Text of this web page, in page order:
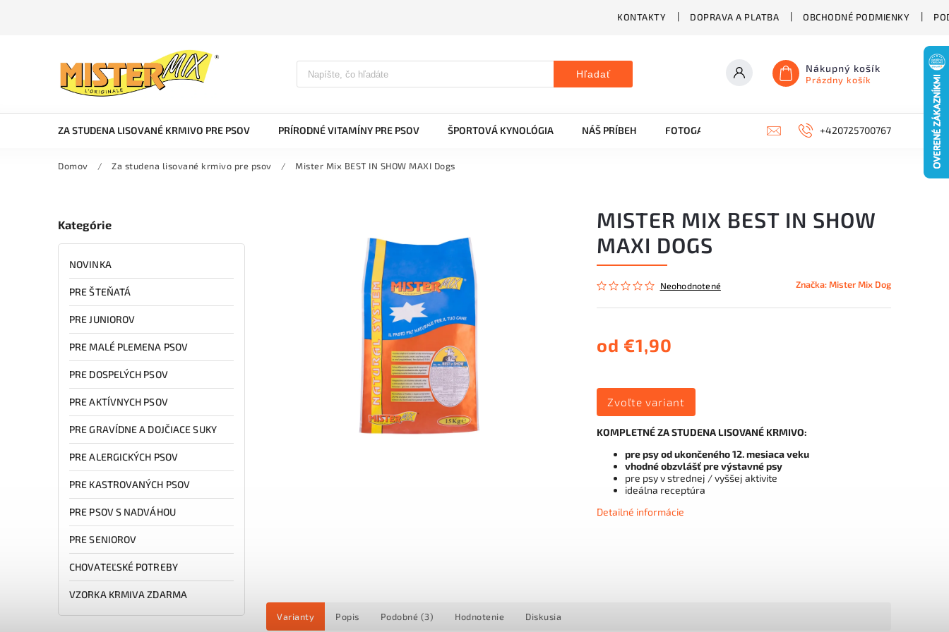
KONTAKTY DOPRAVA A PLATBA OBCHODNÉ PODMIENKY
Hľadať Nákupný košík
Prázdny košík
ZA STUDENA LISOVANÉ KRMIVO PRE PSOV PRÍRODNÉ VITAMÍNY PRE PSOV ŠPORTOVÁ KYNOLÓGIA NÁŠ PRÍBEH FOTOGALÉRIA BLOG O KRMIVE MISTER MIX DOG
+420725700767
Domov / Za studena lisované krmivo pre psov / Mister Mix BEST IN SHOW MAXI Dogs
Kategórie
NOVINKA
PRE ŠTEŇATÁ
PRE JUNIOROV
PRE MALÉ PLEMENA PSOV
PRE DOSPELÝCH PSOV
PRE AKTÍVNYCH PSOV
PRE GRAVÍDNE A DOJČIACE SUKY
PRE ALERGICKÝCH PSOV
PRE KASTROVANÝCH PSOV
PRE PSOV S NADVÁHOU
PRE SENIOROV
CHOVATEĽSKÉ POTREBY
VZORKA KRMIVA ZDARMA
MISTER MIX BEST IN SHOW
MAXI DOGS
Neohodnotené Značka:Mister Mix Dog
od €1,90
Zvoľte variant
KOMPLETNÉ ZA STUDENA LISOVANÉ KRMIVO:
pre psy od ukončeného 12. mesiaca veku
vhodné obzvlášť pre výstavné psy
pre psy v strednej / vyššej aktivite
ideálna receptúra
Detailné informácie
Varianty Popis Podobné (3) Hodnotenie Diskusia